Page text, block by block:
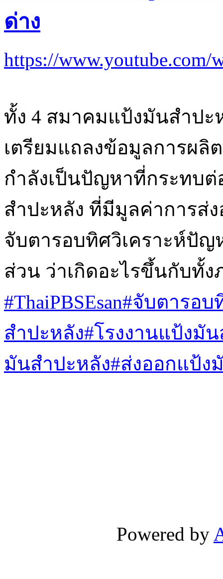
ด่าง
https://www.youtube.com/
ทั้ง 4 สมาคมแป้งมันสำป
เตรียมแถลงข้อมูลการผลิ
กำลังเป็นปัญหาที่กระทบ
สำปะหลัง ที่มีมูลค่าการส่
จับตารอบทิศวิเคราะห์ปั
ส่วน ว่าเกิดอะไรขึ้นกับทั้
#ThaiPBSEsan#จับตารอบ
สำปะหลัง#โรงงานแป้งมั
มันสำปะหลัง#ส่งออกแป้ง
Powered by